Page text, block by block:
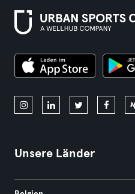
Unsere Länder